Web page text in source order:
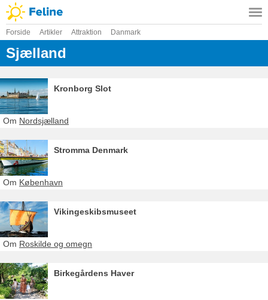
Forside Artikler Attraktion Danmark
Sjælland
Kronborg Slot
Om Nordsjælland
Stromma Denmark
Om København
Vikingeskibsmuseet
Om Roskilde og omegn
Birkegårdens Haver